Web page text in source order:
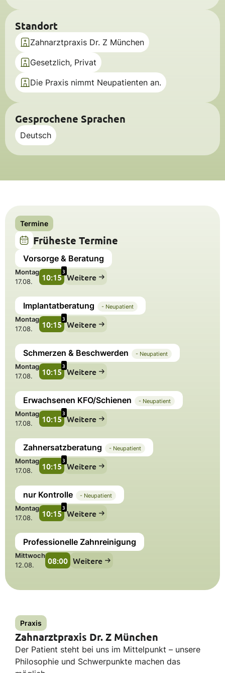
Standort
Zahnarztpraxis Dr. Z München
Gesetzlich, Privat
Die Praxis nimmt Neupatienten an.
Gesprochene Sprachen
Deutsch
Termine
Früheste Termine
Vorsorge & Beratung
Montag
17.08.
10:15
3
Weitere
Implantatberatung - Neupatient
Montag
17.08.
10:15
3
Weitere
Schmerzen & Beschwerden - Neupatient
Montag
17.08.
10:15
3
Weitere
Erwachsenen KFO/Schienen - Neupatient
Montag
17.08.
10:15
3
Weitere
Zahnersatzberatung - Neupatient
Montag
17.08.
10:15
3
Weitere
nur Kontrolle - Neupatient
Montag
17.08.
10:15
3
Weitere
Professionelle Zahnreinigung
Mittwoch
12.08.
08:00 Weitere
Praxis
Zahnarztpraxis Dr. Z München
Der Patient steht bei uns im Mittelpunkt – unsere
Philosophie und Schwerpunkte machen das